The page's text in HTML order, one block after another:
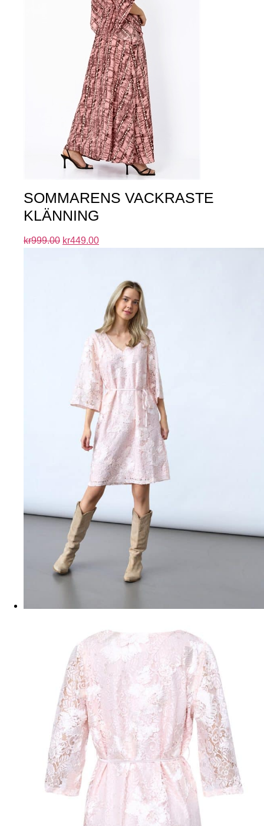
SOMMARENS VACKRASTE
KLÄNNING
kr999.00 kr449.00